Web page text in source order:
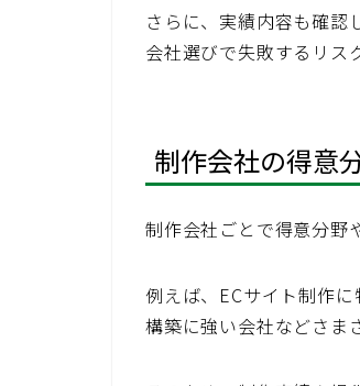
さらに、実績内容も確認
会社選びで失敗するリス
制作会社の得意
制作会社ごとで得意分野
例えば、ECサイト制作
構築に強い会社などさま